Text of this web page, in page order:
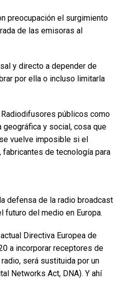
preocupación el surgimiento
de las emisoras al
y directo a depender de
por ella o incluso limitarla
públicos como
geográfica y social, cosa que
vuelve imposible si el
de tecnología para
defensa de la radio broadcast
futuro del medio en Europa.
Directiva Europea de
a incorporar receptores de
será sustituida por un
Networks Act, DNA). Y ahí